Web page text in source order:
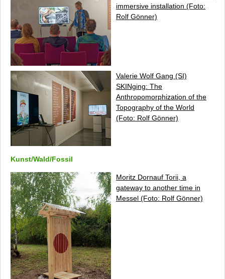
immersive installation (Foto:
Rolf Gönner)
Valerie Wolf Gang (SI)
SKINging: The
Anthropomorphization of the
Topography of the World
(Foto: Rolf Gönner)
Kunst/Wald/Fossil
Moritz Dornauf Torii, a
gateway to another time in
Messel (Foto: Rolf Gönner)